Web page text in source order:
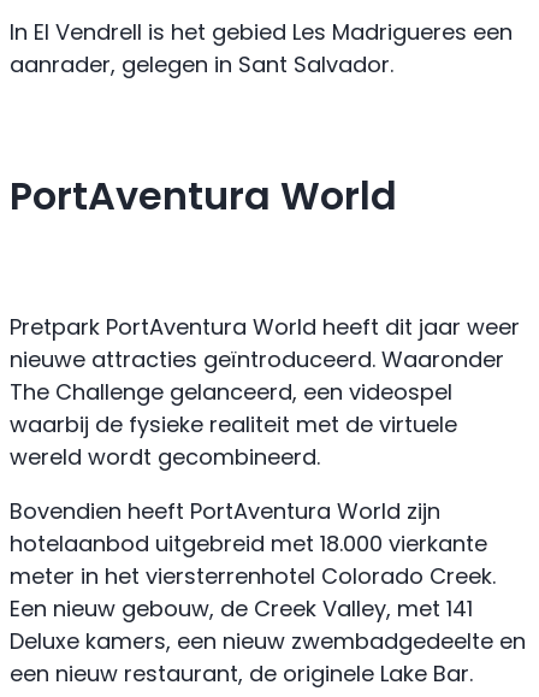
In El Vendrell is het gebied Les Madrigueres een
aanrader, gelegen in Sant Salvador.
PortAventura World
Pretpark PortAventura World heeft dit jaar weer
nieuwe attracties geïntroduceerd. Waaronder
The Challenge gelanceerd, een videospel
waarbij de fysieke realiteit met de virtuele
wereld wordt gecombineerd.
Bovendien heeft PortAventura World zijn
hotelaanbod uitgebreid met 18.000 vierkante
meter in het viersterrenhotel Colorado Creek.
Een nieuw gebouw, de Creek Valley, met 141
Deluxe kamers, een nieuw zwembadgedeelte en
een nieuw restaurant, de originele Lake Bar.